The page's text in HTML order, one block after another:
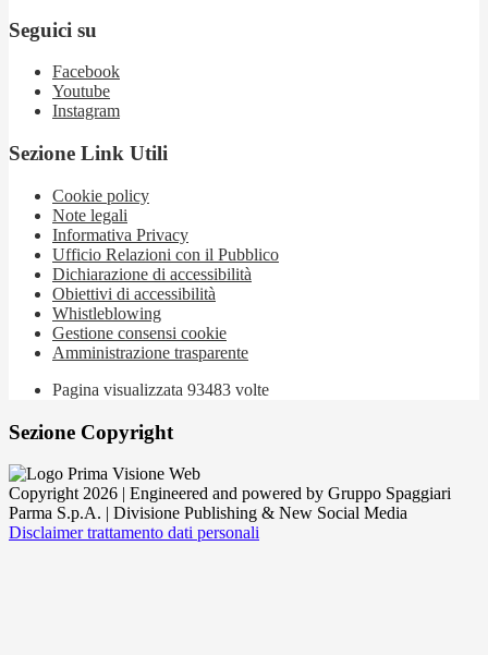
Seguici su
Facebook
Youtube
Instagram
Sezione Link Utili
Cookie policy
Note legali
Informativa Privacy
Ufficio Relazioni con il Pubblico
Dichiarazione di accessibilità
Obiettivi di accessibilità
Whistleblowing
Gestione consensi cookie
Amministrazione trasparente
Pagina visualizzata 93483 volte
Sezione Copyright
Copyright 2026 | Engineered and powered by Gruppo Spaggiari
Parma S.p.A. | Divisione Publishing & New Social Media
Disclaimer trattamento dati personali